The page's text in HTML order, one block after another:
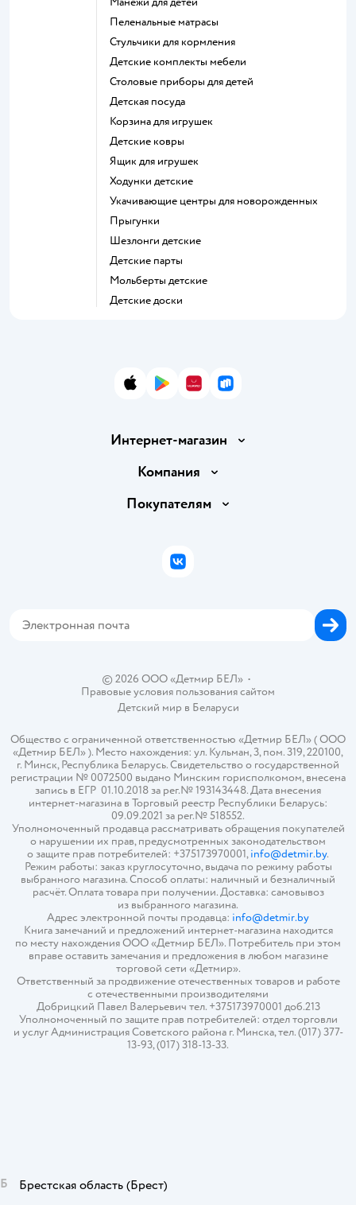
Пеленальные матрасы
Стульчики для кормления
Детские комплекты мебели
Столовые приборы для детей
Детская посуда
Корзина для игрушек
Детские ковры
Ящик для игрушек
Ходунки детские
Укачивающие центры для новорожденных
Прыгунки
Шезлонги детские
Детские парты
Мольберты детские
Детские доски
App StoreGoogle Play
AppGallery
RuStore
Интернет-магазин
Доставка и оплата
Правила продажи
Политика использования файлов cookie
Компания
Вакансии
Покупателям
Бонусные карты
© 2026 ООО «Детмир БЕЛ»•
Правовые условия пользования сайтом
Детский мир в Беларуси
Общество с ограниченной ответственностью «Детмир БЕЛ» ( ООО
«Детмир БЕЛ» ). Место нахождения: ул. Кульман, 3, пом. 319, 220100,
г. Минск, Республика Беларусь. Свидетельство о государственной
регистрации № 0072500 выдано Минским горисполкомом, внесена
запись в ЕГР 01.10.2018 за рег.№ 193143448. Дата внесения
интернет-магазина в Торговый реестр Республики Беларусь:
09.09.2021 за рег.№ 518552.
Уполномоченный продавца рассматривать обращения покупателей
о нарушении их прав, предусмотренных законодательством
о защите прав потребителей: +375173970001,info@detmir.by.
Режим работы: заказ круглосуточно, выдача по режиму работы
выбранного магазина. Способ оплаты: наличный и безналичный
расчёт. Оплата товара при получении. Доставка: самовывоз
из выбранного магазина.
Адрес электронной почты продавца: info@detmir.by
Книга замечаний и предложений интернет-магазина находится
по месту нахождения ООО «Детмир БЕЛ». Потребитель при этом
вправе оставить замечания и предложения в любом магазине
торговой сети «Детмир».
Ответственный за продвижение отечественных товаров и работе
с отечественными производителями
Добрицкий Павел Валерьевич тел. +375173970001 доб.213
Уполномоченный по защите прав потребителей: отдел торговли
и услуг Администрация Советского района г. Минска, тел. (017) 377-
13-93, (017) 318-13-33.
ВКонтакте
Б Брестская область (Брест)